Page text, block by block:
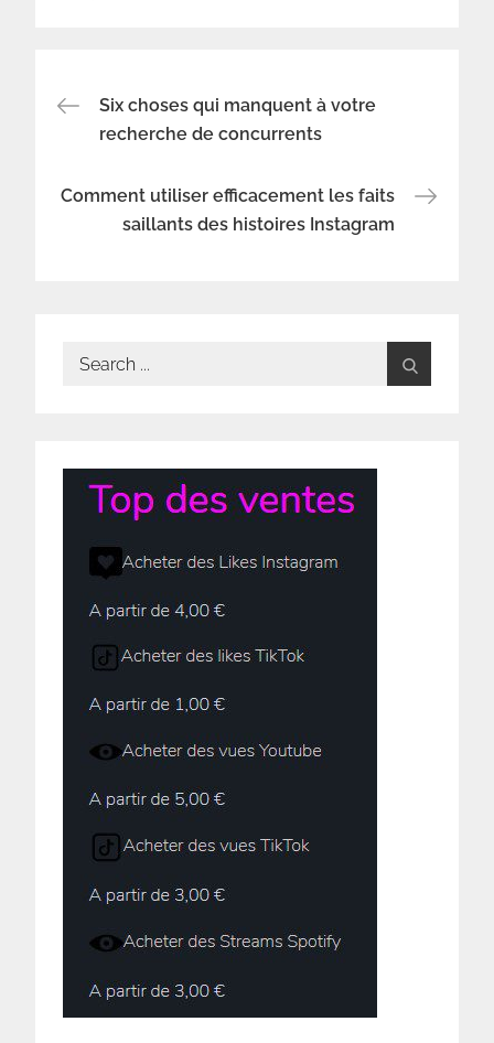
Navigation
de
l’article
Six choses qui manquent à votre
recherche de concurrents
Comment utiliser efficacement les faits
saillants des histoires Instagram
Search